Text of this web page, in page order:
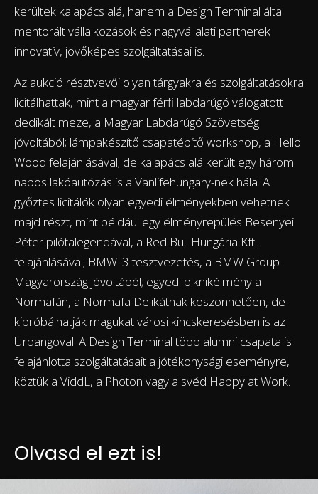
kerültek kalapács alá, hanem a Design Terminal által
mentorált vállalkozások és nagyvállalati partnerek
innovatív, jövőképes szolgáltatásai is.
Az aukció résztvevői olyan tárgyakra és szolgáltatásokra
licitálhattak, mint a magyar férfi labdarúgó válogatott
dedikált meze, a Magyar Labdarúgó Szövetség
jóvoltából; lámpakészítő csapatépítő workshop, a Hello
Wood felajánlásával; de kalapács alá került egy három
napos lakóautózás is a Vanlifehungary-nek hála. A
győztes licitálók olyan egyedi élményekben vehetnek
majd részt, mint például egy élményrepülés Besenyei
Péter pilótalegendával, a Red Bull Hungária Kft.
felajánlásával; BMW i3 tesztvezetés, a BMW Group
Magyarország jóvoltából; egyedi piknikélmény a
Normafán, a Normafa Delikátnak köszönhetően, de
kipróbálhatják magukat városi kincskeresésben is az
Urbangoval. A Design Terminal több alumni csapata is
felajánlotta szolgáltatásait a jótékonysági eseményre,
köztük a ViddL, a Photon vagy a svéd Happy at Work.
Olvasd el ezt is!